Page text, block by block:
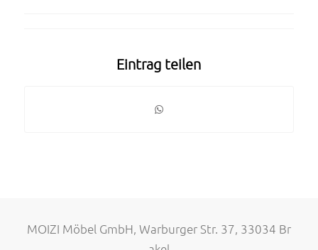
Eintrag teilen
MOIZI Möbel GmbH, Warburger Str. 37, 33034 Br